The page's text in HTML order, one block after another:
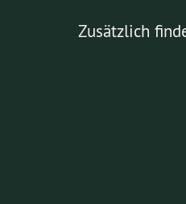
Zusätzlich